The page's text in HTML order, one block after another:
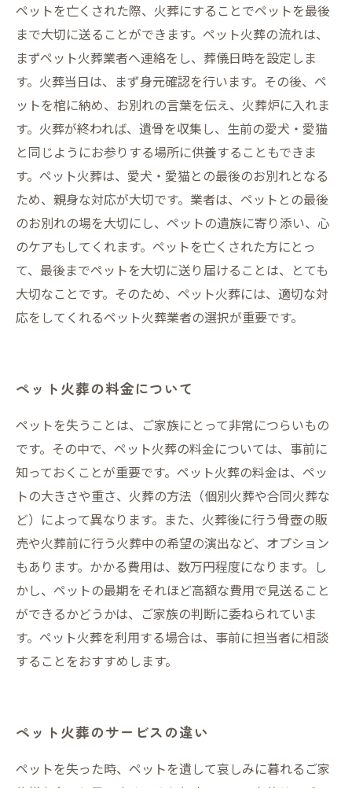
ペットを亡くされた際、火葬にすることでペットを最後
まで大切に送ることができます。ペット火葬の流れは、
まずペット火葬業者へ連絡をし、葬儀日時を設定しま
す。火葬当日は、まず身元確認を行います。その後、ペ
ットを棺に納め、お別れの言葉を伝え、火葬炉に入れま
す。火葬が終われば、遺骨を収集し、生前の愛犬・愛猫
と同じようにお参りする場所に供養することもできま
す。ペット火葬は、愛犬・愛猫との最後のお別れとなる
ため、親身な対応が大切です。業者は、ペットとの最後
のお別れの場を大切にし、ペットの遺族に寄り添い、心
のケアもしてくれます。ペットを亡くされた方にとっ
て、最後までペットを大切に送り届けることは、とても
大切なことです。そのため、ペット火葬には、適切な対
応をしてくれるペット火葬業者の選択が重要です。
ペット火葬の料金について
ペットを失うことは、ご家族にとって非常につらいもの
です。その中で、ペット火葬の料金については、事前に
知っておくことが重要です。ペット火葬の料金は、ペッ
トの大きさや重さ、火葬の方法（個別火葬や合同火葬な
ど）によって異なります。また、火葬後に行う骨壺の販
売や火葬前に行う火葬中の希望の演出など、オプション
もあります。かかる費用は、数万円程度になります。し
かし、ペットの最期をそれほど高額な費用で見送ること
ができるかどうかは、ご家族の判断に委ねられていま
す。ペット火葬を利用する場合は、事前に担当者に相談
することをおすすめします。
ペット火葬のサービスの違い
ペットを失った時、ペットを遺して哀しみに暮れるご家